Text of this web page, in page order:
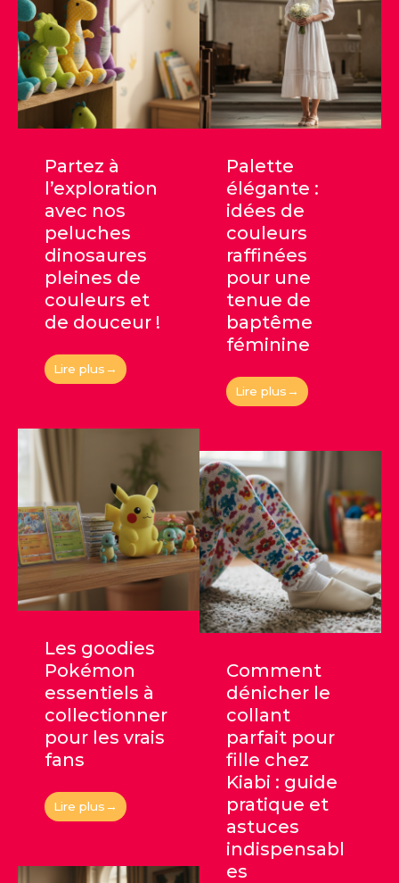
Partez à
l’exploration
avec nos
peluches
dinosaures
pleines de
couleurs et
de douceur !
Lire plus→
Les goodies
Pokémon
essentiels à
collectionner
pour les vrais
fans
Lire plus→
Palette
élégante :
idées de
couleurs
raffinées
pour une
tenue de
baptême
féminine
Lire plus→
Comment
dénicher le
collant
parfait pour
fille chez
Kiabi : guide
pratique et
astuces
indispensabl
es